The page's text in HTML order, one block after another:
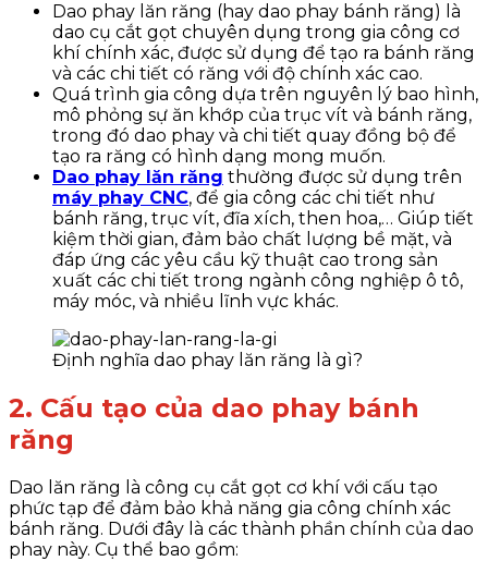
Dao phay lăn răng (hay dao phay bánh răng) là
dao cụ cắt gọt chuyên dụng trong gia công cơ
khí chính xác, được sử dụng để tạo ra bánh răng
và các chi tiết có răng với độ chính xác cao.
Quá trình gia công dựa trên nguyên lý bao hình,
mô phỏng sự ăn khớp của trục vít và bánh răng,
trong đó dao phay và chi tiết quay đồng bộ để
tạo ra răng có hình dạng mong muốn.
Dao phay lăn răng thường được sử dụng trên
máy phay CNC, để gia công các chi tiết như
bánh răng, trục vít, đĩa xích, then hoa,… Giúp tiết
kiệm thời gian, đảm bảo chất lượng bề mặt, và
đáp ứng các yêu cầu kỹ thuật cao trong sản
xuất các chi tiết trong ngành công nghiệp ô tô,
máy móc, và nhiều lĩnh vực khác.
Định nghĩa dao phay lăn răng là gì?
2. Cấu tạo của dao phay bánh
răng
Dao lăn răng là công cụ cắt gọt cơ khí với cấu tạo
phức tạp để đảm bảo khả năng gia công chính xác
bánh răng. Dưới đây là các thành phần chính của dao
phay này. Cụ thể bao gồm: